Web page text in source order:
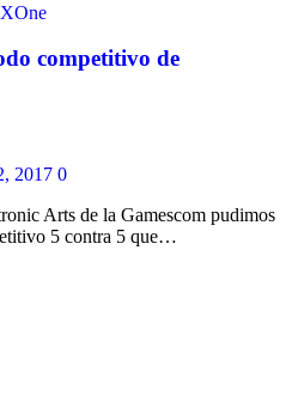
XOne
competitivo de
2017 0
Arts de la Gamescom pudimos
5 contra 5 que…